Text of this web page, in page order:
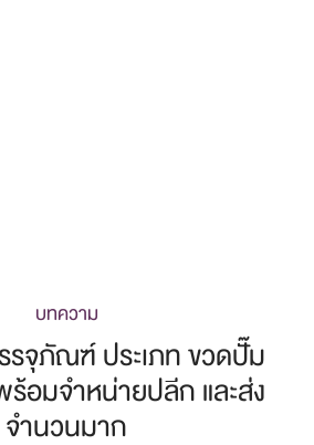
บทความ
รจุภัณฑ์ ประเภท ขวดปั๊ม
อมจำหน่ายปลีก และส่ง
จำนวนมาก